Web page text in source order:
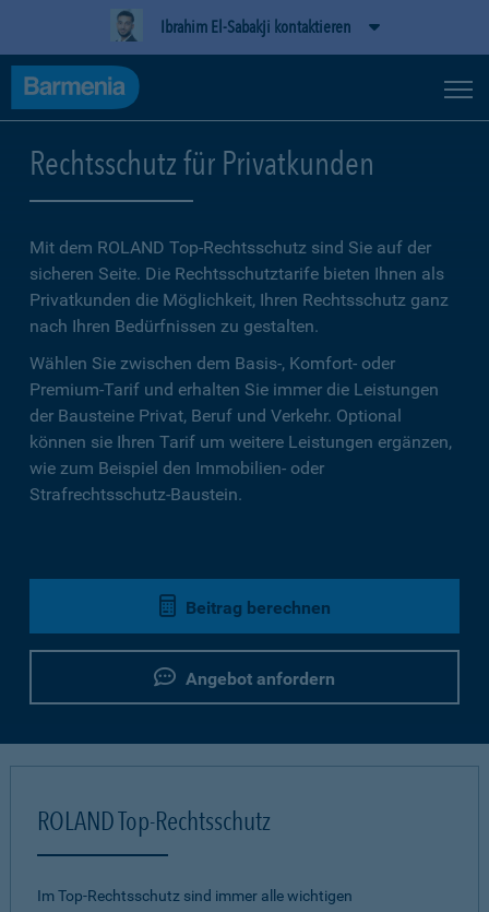
Ibrahim El-Sabakji kontaktieren
Rechtsschutz für Privatkunden
Mit dem ROLAND Top-Rechtsschutz sind Sie auf der
sicheren Seite. Die Rechtsschutztarife bieten Ihnen als
Privatkunden die Möglichkeit, Ihren Rechtsschutz ganz
nach Ihren Bedürfnissen zu gestalten.
Wählen Sie zwischen dem Basis-, Komfort- oder
Premium-Tarif und erhalten Sie immer die Leistungen
der Bausteine Privat, Beruf und Verkehr. Optional
können sie Ihren Tarif um weitere Leistungen ergänzen,
wie zum Beispiel den Immobilien- oder
Strafrechtsschutz-Baustein.
Beitrag berechnen
Angebot anfordern
ROLAND Top-Rechtsschutz
Im Top-Rechtsschutz sind immer alle wichtigen